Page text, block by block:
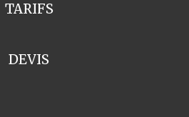
TARIFS
DEVIS